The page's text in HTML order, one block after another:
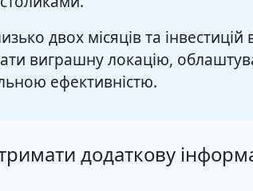
двох місяців та
виграшну локацію,
ефективністю.
додаткову